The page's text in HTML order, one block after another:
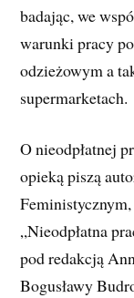
badając, we
warunki pracy
odzieżowym a
supermarketach.
O nieodpłatnej
opieką piszą
„Nieodpłatna
pod redakcją
Bogusławy